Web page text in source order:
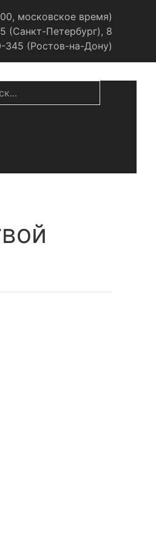
московское время)
(Санкт-Петербург), 8
345 (Ростов-на-Дону)